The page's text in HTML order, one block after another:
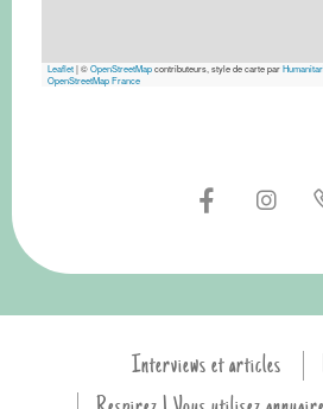
Leaflet|©OpenStreetMapcontributeurs, style de carte par
OpenStreetMap France
Interviews et articles